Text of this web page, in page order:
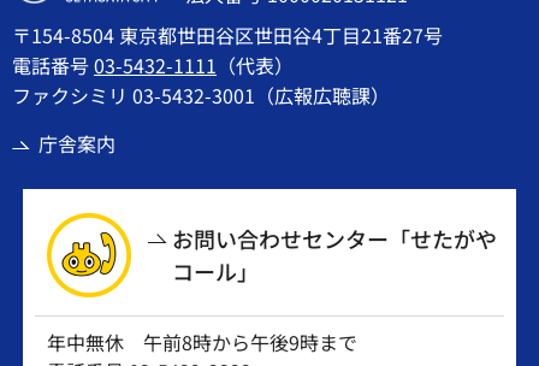
〒154-8504 東京都世田谷区世田谷4丁目21番27号
電話番号03-5432-1111 （代表）
ファクシミリ 03-5432-3001（広報広聴課）
庁舎案内
お問い合わせセンター「せたがや
コール」
年中無休 午前8時から午後9時まで